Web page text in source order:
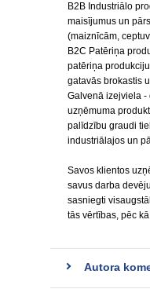
B2B Industriālo
maisījumus un
(maiznīcām,
B2C Patēriņa
patēriņa
gatavās brokastis
Galvenā izejviela -
uzņēmuma
palīdzību graudi
industriālajos un
Savos klientos
savus darba
sasniegti
tās vērtības, pēc
Autora